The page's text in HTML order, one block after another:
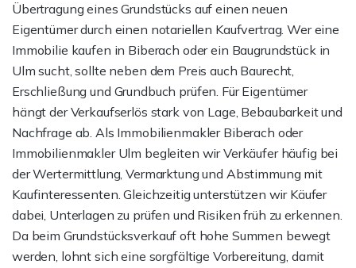
Übertragung eines Grundstücks auf einen neuen
Eigentümer durch einen notariellen Kaufvertrag. Wer eine
Immobilie kaufen in Biberach oder ein Baugrundstück in
Ulm sucht, sollte neben dem Preis auch Baurecht,
Erschließung und Grundbuch prüfen. Für Eigentümer
hängt der Verkaufserlös stark von Lage, Bebaubarkeit und
Nachfrage ab. Als Immobilienmakler Biberach oder
Immobilienmakler Ulm begleiten wir Verkäufer häufig bei
der Wertermittlung, Vermarktung und Abstimmung mit
Kaufinteressenten. Gleichzeitig unterstützen wir Käufer
dabei, Unterlagen zu prüfen und Risiken früh zu erkennen.
Da beim Grundstücksverkauf oft hohe Summen bewegt
werden, lohnt sich eine sorgfältige Vorbereitung, damit